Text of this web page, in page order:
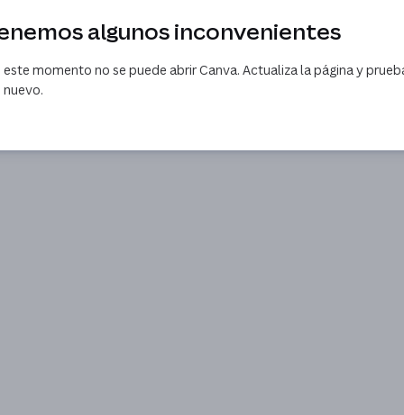
algunos inconvenientes
este momento no se puede abrir Canva. Actualiza la página y
nuevo.